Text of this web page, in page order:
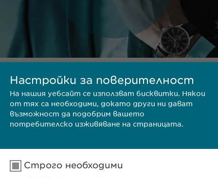
ТЕРИТОРИЯ
Настройки за поверителност
На нашия уебсайт се използват бисквитки. Някои
от тях са необходими, докато други ни дават
възможност да подобрим вашето
потребителско изживяване на страницата.
Строго необходими